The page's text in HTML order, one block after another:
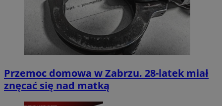
Przemoc domowa w Zabrzu. 28-latek miał
znęcać się nad matką